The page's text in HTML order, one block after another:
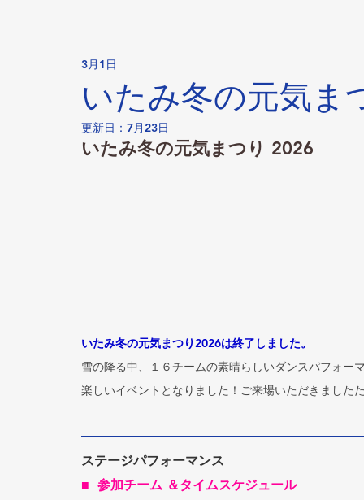
いたみ冬の元気ま
3月1日
更新日： 7月23日
いたみ冬の元気まつり 2026
いたみ冬の元気まつり2026は終了しました。
雪の降る中、１６チームの素晴らしいダンスパフォー
楽しいイベントとなりました！ご来場いただきました
ステージパフォーマンス
■  参加チーム ＆タイムスケジュール